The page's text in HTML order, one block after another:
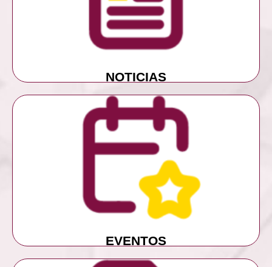
NOTICIAS
NOTICIAS
EVENTOS
EVENTOS
MÁS INFORMACIÓN